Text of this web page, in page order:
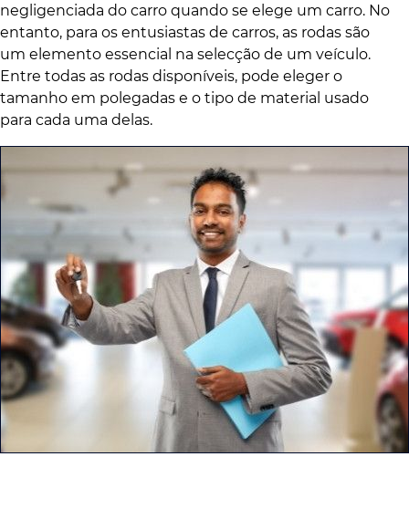
negligenciada do carro quando se elege um carro. No
entanto, para os entusiastas de carros, as rodas são
um elemento essencial na selecção de um veículo.
Entre todas as rodas disponíveis, pode eleger o
tamanho em polegadas e o tipo de material usado
para cada uma delas.